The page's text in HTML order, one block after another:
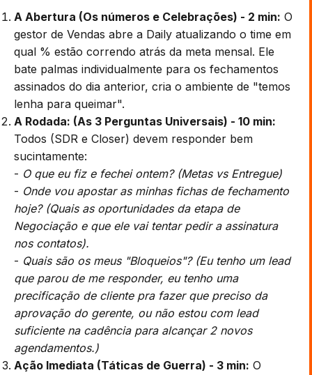
A Abertura (Os números e Celebrações) - 2 min: O
gestor de Vendas abre a Daily atualizando o time em
qual % estão correndo atrás da meta mensal. Ele
bate palmas individualmente para os fechamentos
assinados do dia anterior, cria o ambiente de "temos
lenha para queimar".
A Rodada: (As 3 Perguntas Universais) - 10 min:
Todos (SDR e Closer) devem responder bem
sucintamente:
- O que eu fiz e fechei ontem? (Metas vs Entregue)
- Onde vou apostar as minhas fichas de fechamento
hoje? (Quais as oportunidades da etapa de
Negociação e que ele vai tentar pedir a assinatura
nos contatos).
- Quais são os meus "Bloqueios"? (Eu tenho um lead
que parou de me responder, eu tenho uma
precificação de cliente pra fazer que preciso da
aprovação do gerente, ou não estou com lead
suficiente na cadência para alcançar 2 novos
agendamentos.)
Ação Imediata (Táticas de Guerra) - 3 min: O